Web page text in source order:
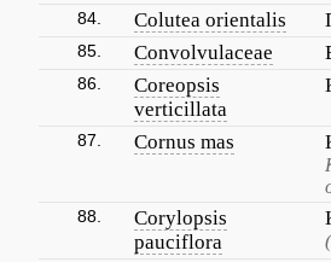
84. Colutea orientalis
85. Convolvulaceae
86.
Coreopsis
verticillata
87. Cornus mas
88.
Corylopsis
pauciflora